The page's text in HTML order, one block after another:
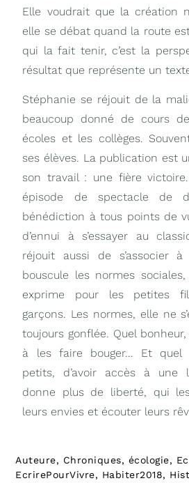
Elle voudrait que la création
elle se débat quand la route
qui la fait tenir, c’est la
résultat que représente un
Stéphanie se réjouit de la
beaucoup donné de cours
écoles et les collèges.
ses élèves. La publication est
son travail : une fière
épisode de spectacle de
bénédiction à tous points de
d’ennui à s’essayer au
réjouit aussi de s’associer
bouscule les normes
exprime pour les petites
garçons. Les normes, elle ne
toujours gonflée. Quel
à les faire bouger… Et quel
petits, d’avoir accès à une
donne plus de liberté, qui
leurs envies et écouter leurs
Auteure, Chroniques, écologie,
EcrirePourVivre, Habiter2018,